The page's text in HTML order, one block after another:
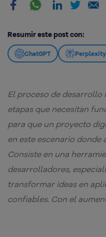
Resumir este post con:
ChatGPT Perplexity
El proceso de
etapas que necesitan
para que un proyecto
en este escenario donde
Consiste en una
desarrolladores,
transformar ideas en
confiables. Con el